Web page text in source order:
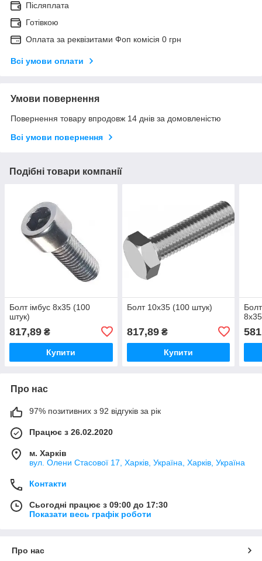
Післяплата
Готівкою
Оплата за реквізитами Фоп комісія 0 грн
Всі умови оплати
Умови повернення
Повернення товару впродовж 14 днів за домовленістю
Всі умови повернення
Подібні товари компанії
Болт імбус 8х35 (100
штук)
817,89 ₴
Купити
Болт 10х35 (100 штук)
817,89₴
Купити
Про нас
97% позитивних з 92 відгуків за рік
Працює з 26.02.2020
м. Харків
вул. Олени Стасової 17, Харків, Україна, Харків, Україна
Контакти
Сьогодні працює з 09:00 до 17:30
Показати весь графік роботи
Про нас